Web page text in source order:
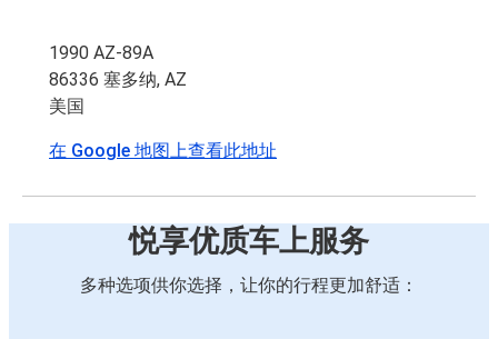
1990 AZ-89A
86336 塞多纳, AZ
美国
在 Google 地图上查看此地址
悦享优质车上服务
多种选项供你选择，让你的行程更加舒适：